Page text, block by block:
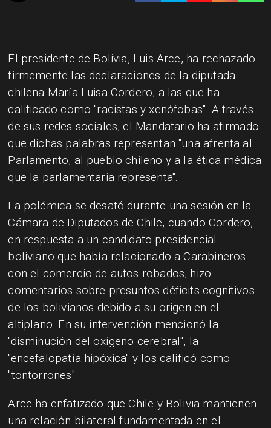
El presidente de Bolivia, Luis Arce, ha rechazado
firmemente las declaraciones de la diputada
chilena María Luisa Cordero, a las que ha
calificado como "racistas y xenófobas". A través
de sus redes sociales, el Mandatario ha afirmado
que dichas palabras representan "una afrenta al
Parlamento, al pueblo chileno y a la ética médica
que la parlamentaria representa".
La polémica se desató durante una sesión en la
Cámara de Diputados de Chile, cuando Cordero,
en respuesta a un candidato presidencial
boliviano que había relacionado a Carabineros
con el comercio de autos robados, hizo
comentarios sobre presuntos déficits cognitivos
de los bolivianos debido a su origen en el
altiplano. En su intervención mencionó la
"disminución del oxígeno cerebral", la
"encefalopatía hipóxica" y los calificó como
"tontorrones".
Arce ha enfatizado que Chile y Bolivia mantienen
una relación bilateral fundamentada en el